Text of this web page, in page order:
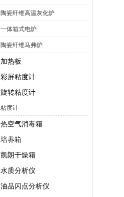
陶瓷纤维高温灰化炉
一体箱式电炉
陶瓷纤维马弗炉
加热板
彩屏粘度计
旋转粘度计
粘度计
热空气消毒箱
培养箱
凯朗干燥箱
水质分析仪
油品闪点分析仪